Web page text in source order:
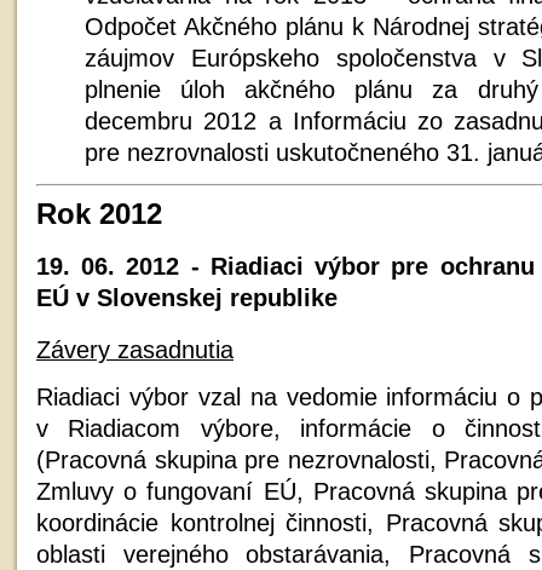
Odpočet Akčného plánu k Národnej
záujmov Európskeho spoločenstva v
plnenie úloh akčného plánu za
decembru 2012 a Informáciu zo
pre nezrovnalosti uskutočneného 31.
Rok 2012
19. 06. 2012 - Riadiaci výbor pre
EÚ v Slovenskej republike
Závery zasadnutia
Riadiaci výbor vzal na vedomie informáciu o
v Riadiacom výbore, informácie o
(Pracovná skupina pre nezrovnalosti,
Zmluvy o fungovaní EÚ, Pracovná skupina
koordinácie kontrolnej činnosti, Pracovná
oblasti verejného obstarávania, Pracovná